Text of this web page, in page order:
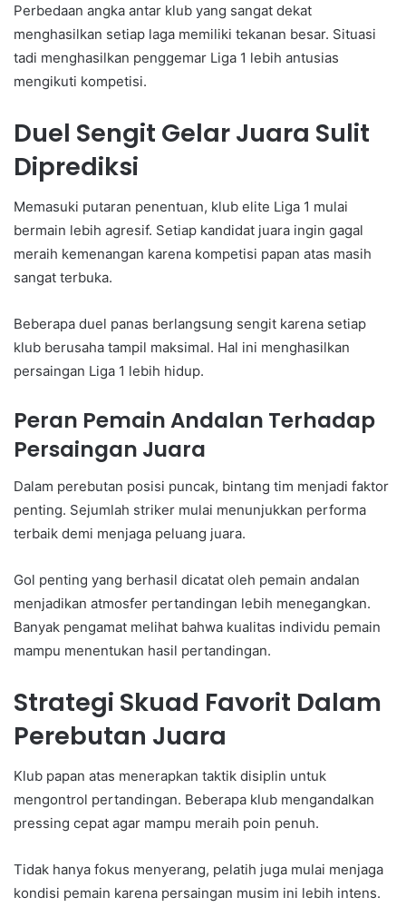
Perbedaan angka antar klub yang sangat dekat
menghasilkan setiap laga memiliki tekanan besar. Situasi
tadi menghasilkan penggemar Liga 1 lebih antusias
mengikuti kompetisi.
Duel Sengit Gelar Juara Sulit
Diprediksi
Memasuki putaran penentuan, klub elite Liga 1 mulai
bermain lebih agresif. Setiap kandidat juara ingin gagal
meraih kemenangan karena kompetisi papan atas masih
sangat terbuka.
Beberapa duel panas berlangsung sengit karena setiap
klub berusaha tampil maksimal. Hal ini menghasilkan
persaingan Liga 1 lebih hidup.
Peran Pemain Andalan Terhadap
Persaingan Juara
Dalam perebutan posisi puncak, bintang tim menjadi faktor
penting. Sejumlah striker mulai menunjukkan performa
terbaik demi menjaga peluang juara.
Gol penting yang berhasil dicatat oleh pemain andalan
menjadikan atmosfer pertandingan lebih menegangkan.
Banyak pengamat melihat bahwa kualitas individu pemain
mampu menentukan hasil pertandingan.
Strategi Skuad Favorit Dalam
Perebutan Juara
Klub papan atas menerapkan taktik disiplin untuk
mengontrol pertandingan. Beberapa klub mengandalkan
pressing cepat agar mampu meraih poin penuh.
Tidak hanya fokus menyerang, pelatih juga mulai menjaga
kondisi pemain karena persaingan musim ini lebih intens.